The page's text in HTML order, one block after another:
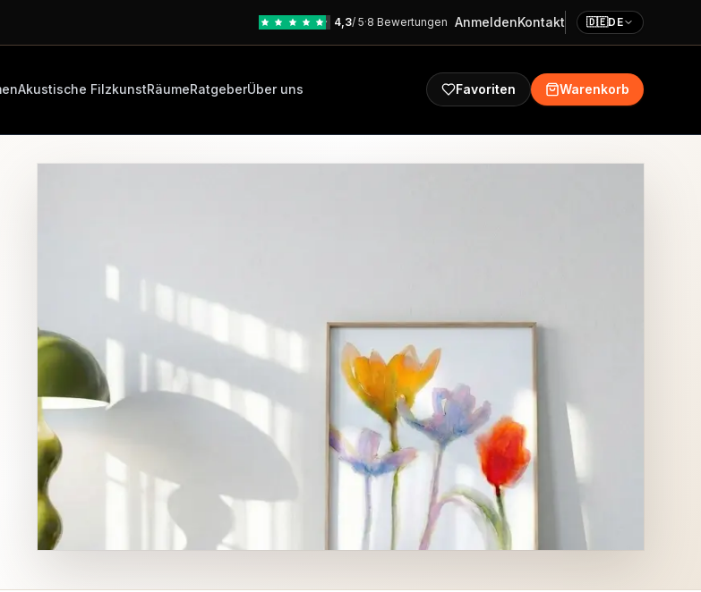
4,3/ 5·8 Bewertungen AnmeldenKontakt 🇩🇪DE
Akustische FilzkunstRäumeRatgeberÜber uns Favoriten Warenkorb